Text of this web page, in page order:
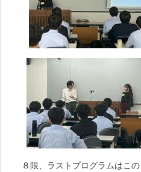
８限、ラストプログラムはこ